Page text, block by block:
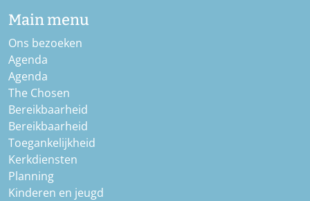
Main menu
Ons bezoeken
Agenda
Agenda
The Chosen
Bereikbaarheid
Bereikbaarheid
Toegankelijkheid
Kerkdiensten
Planning
Kinderen en jeugd